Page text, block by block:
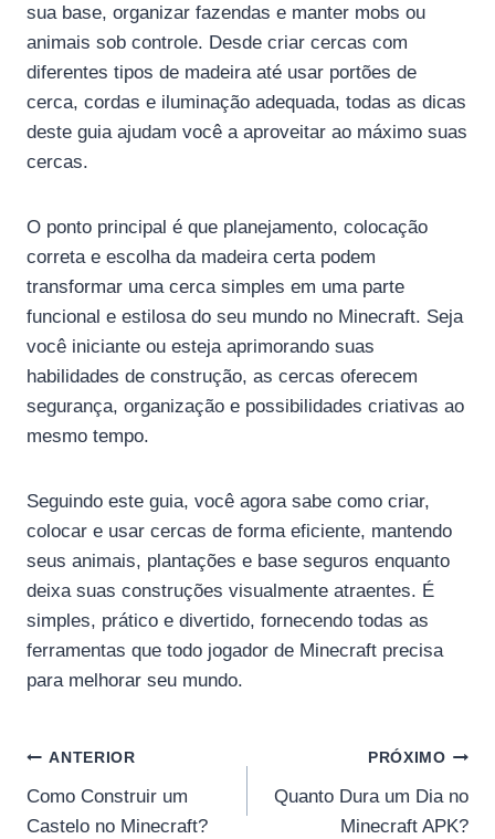
sua base, organizar fazendas e manter mobs ou
animais sob controle. Desde criar cercas com
diferentes tipos de madeira até usar portões de
cerca, cordas e iluminação adequada, todas as dicas
deste guia ajudam você a aproveitar ao máximo suas
cercas.
O ponto principal é que planejamento, colocação
correta e escolha da madeira certa podem
transformar uma cerca simples em uma parte
funcional e estilosa do seu mundo no Minecraft. Seja
você iniciante ou esteja aprimorando suas
habilidades de construção, as cercas oferecem
segurança, organização e possibilidades criativas ao
mesmo tempo.
Seguindo este guia, você agora sabe como criar,
colocar e usar cercas de forma eficiente, mantendo
seus animais, plantações e base seguros enquanto
deixa suas construções visualmente atraentes. É
simples, prático e divertido, fornecendo todas as
ferramentas que todo jogador de Minecraft precisa
para melhorar seu mundo.
Navegação
de
ANTERIOR
Como Construir um
Castelo no Minecraft?
PRÓXIMO
Quanto Dura um Dia no
Minecraft APK?